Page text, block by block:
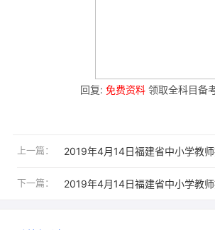
回复: 免费资料 领取全科目备
上一篇：
下一篇：